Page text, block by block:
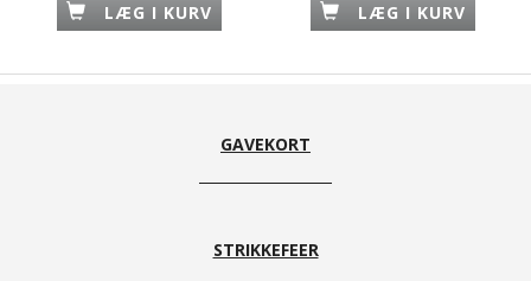
LÆG I KURV
LÆG I KURV
GAVEKORT
STRIKKEFEER